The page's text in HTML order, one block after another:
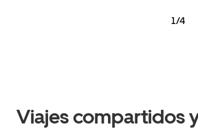
1/4
Viajes compartidos